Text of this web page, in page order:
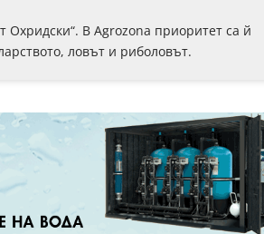
Охридски“. В Аgrozona приоритет са й
ловът и риболовът.